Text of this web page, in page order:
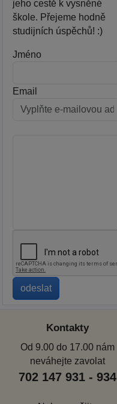
jeho cestě k vysněné
škole. Přejeme hodně
studijních úspěchů! :)
Jméno
Email
Kontakty
Od 9.00 do 17.00 nám
neváhejte zavolat
702 147 931 - 934